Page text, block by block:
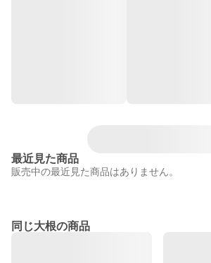
最近見た商品
販売中の最近見た商品はありません。
同じ大根の商品